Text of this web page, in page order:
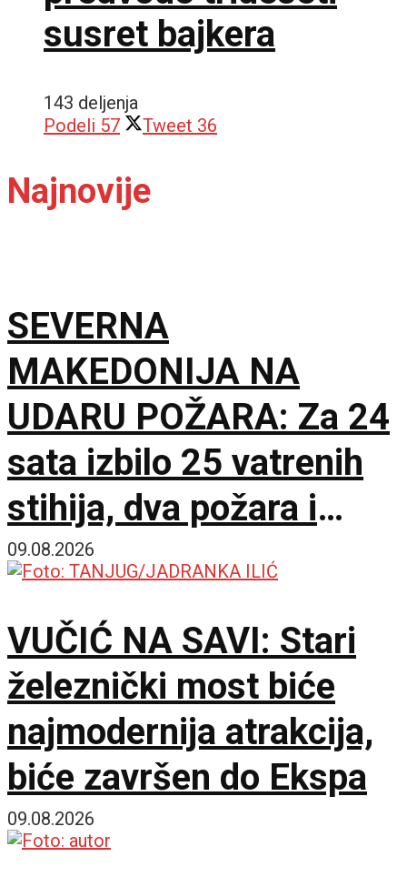
susret bajkera
143 deljenja
Podeli 57 Tweet 36
Najnovije
SEVERNA
MAKEDONIJA NA
UDARU POŽARA: Za 24
sata izbilo 25 vatrenih
stihija, dva požara i
dalje aktivna
09.08.2026
VUČIĆ NA SAVI: Stari
železnički most biće
najmodernija atrakcija,
biće završen do Ekspa
09.08.2026